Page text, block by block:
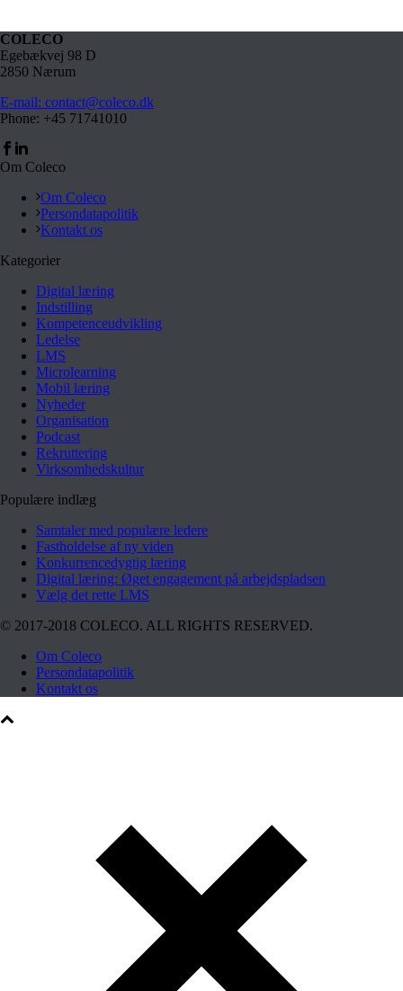
COLECO
Egebækvej 98 D
2850 Nærum
E-mail: contact@coleco.dk
Phone: +45 71741010
Om Coleco
Om Coleco
Persondatapolitik
Kontakt os
Kategorier
Digital læring
Indstilling
Kompetenceudvikling
Ledelse
LMS
Microlearning
Mobil læring
Nyheder
Organisation
Podcast
Rekruttering
Virksomhedskultur
Populære indlæg
Samtaler med populære ledere
Fastholdelse af ny viden
Konkurrencedygtig læring
Digital læring: Øget engagement på arbejdspladsen
Vælg det rette LMS
© 2017-2018 COLECO. ALL RIGHTS RESERVED.
Om Coleco
Persondatapolitik
Kontakt os